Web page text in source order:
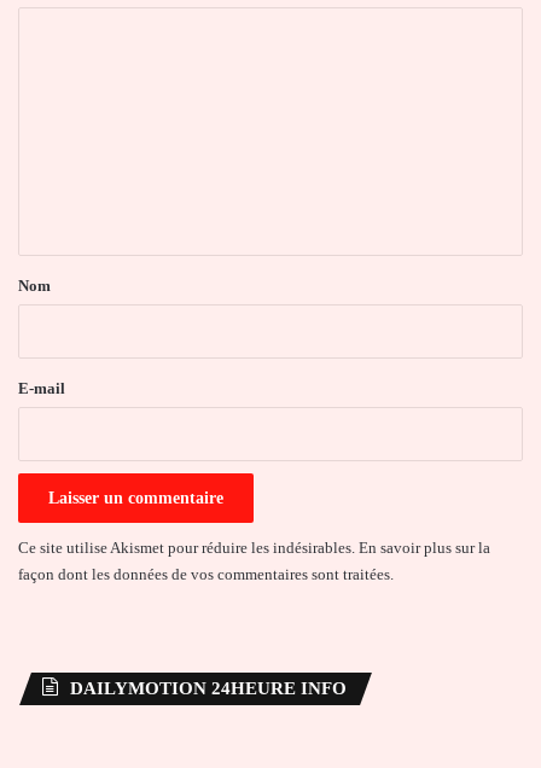
a
e
Nom
E-mail
Ce site utilise Akismet pour réduire les indésirables. En savoir plus sur la
façon dont les données de vos commentaires sont traitées.
DAILYMOTION 24HEURE INFO